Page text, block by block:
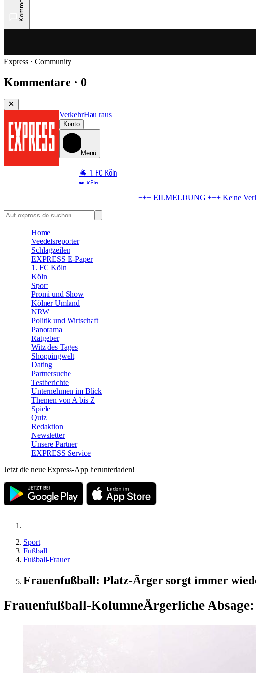
Express · Community
Kommentare · 0
VerkehrHau raus
Konto
Menü
🐐 1. FC Köln
♥️ Köln
🏆 Sport
🛒 Shoppingwelt
Geisterfahrer am Rhein – Straßensperrung in
Home
Veedelsreporter
Schlagzeilen
EXPRESS E-Paper
1. FC Köln
Köln
Sport
Promi und Show
Kölner Umland
NRW
Politik und Wirtschaft
Panorama
Ratgeber
Witz des Tages
Shoppingwelt
Dating
Partnersuche
Testberichte
Unternehmen im Blick
Themen von A bis Z
Spiele
Quiz
Redaktion
Newsletter
Unsere Partner
EXPRESS Service
Jetzt die neue Express-App herunterladen!
Sport
Fußball
Fußball-Frauen
Frauenfußball: Platz-Ärger sorgt immer
Frauenfußball-KolumneÄrgerliche